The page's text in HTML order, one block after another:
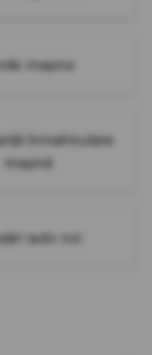
mașina
înmatriculare
mașină
auto noi